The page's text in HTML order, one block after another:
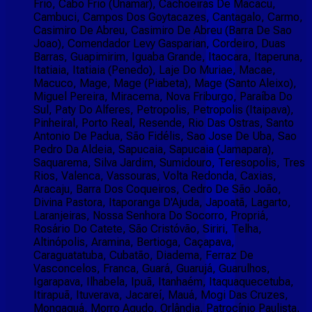
Frio, Cabo Frio (Unamar), Cachoeiras De Macacu,
Cambuci, Campos Dos Goytacazes, Cantagalo, Carmo,
Casimiro De Abreu, Casimiro De Abreu (Barra De Sao
Joao), Comendador Levy Gasparian, Cordeiro, Duas
Barras, Guapimirim, Iguaba Grande, Itaocara, Itaperuna,
Itatiaia, Itatiaia (Penedo), Laje Do Muriae, Macae,
Macuco, Mage, Mage (Piabeta), Mage (Santo Aleixo),
Miguel Pereira, Miracema, Nova Friburgo, Paraíba Do
Sul, Paty Do Alferes, Petropolis, Petropolis (Itaipava),
Pinheiral, Porto Real, Resende, Rio Das Ostras, Santo
Antonio De Padua, São Fidélis, Sao Jose De Uba, Sao
Pedro Da Aldeia, Sapucaia, Sapucaia (Jamapara),
Saquarema, Silva Jardim, Sumidouro, Teresopolis, Tres
Rios, Valenca, Vassouras, Volta Redonda, Caxias,
Aracaju, Barra Dos Coqueiros, Cedro De São João,
Divina Pastora, Itaporanga D'Ajuda, Japoatã, Lagarto,
Laranjeiras, Nossa Senhora Do Socorro, Propriá,
Rosário Do Catete, São Cristóvão, Siriri, Telha,
Altinópolis, Aramina, Bertioga, Caçapava,
Caraguatatuba, Cubatão, Diadema, Ferraz De
Vasconcelos, Franca, Guará, Guarujá, Guarulhos,
Igarapava, Ilhabela, Ipuã, Itanhaém, Itaquaquecetuba,
Itirapuã, Ituverava, Jacareí, Mauá, Mogi Das Cruzes,
Mongaguá, Morro Agudo, Orlândia, Patrocínio Paulista,